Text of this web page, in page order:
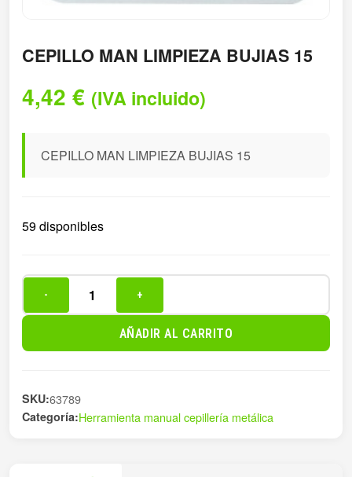
CEPILLO MAN LIMPIEZA BUJIAS 15
4,42 € (IVA incluido)
CEPILLO MAN LIMPIEZA BUJIAS 15
59 disponibles
MAN
cantidad
- +
AÑADIR AL CARRITO
SKU:63789
Categoría:Herramienta manual cepillería metálica